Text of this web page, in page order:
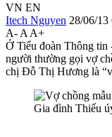
VN EN
Itech Nguyen 28/06/13
A- A A+
Ở Tiểu đoàn Thông tin
người thường gọi vợ
chị Đỗ Thị Hương là
Gia đình Thiếu